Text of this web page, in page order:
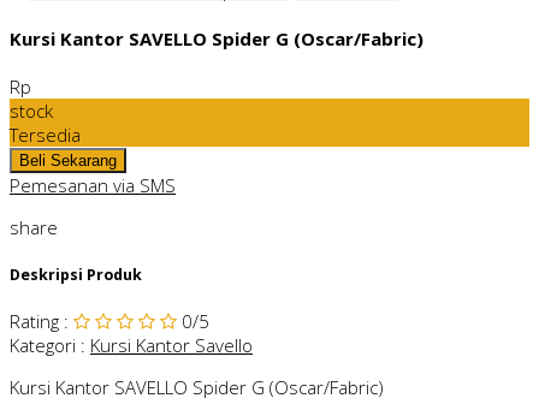
Kursi Kantor SAVELLO Spider G (Oscar/Fabric)
Rp
stock
Tersedia
Pemesanan via SMS
share
Deskripsi Produk
Rating : 0/5
Kategori : Kursi Kantor Savello
Kursi Kantor SAVELLO Spider G (Oscar/Fabric)